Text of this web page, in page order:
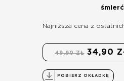
Najniższa cena z
49,90 ZŁ 34,90
POBIERZ OKŁADKĘ